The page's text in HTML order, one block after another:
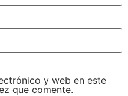
y web en este
que comente.